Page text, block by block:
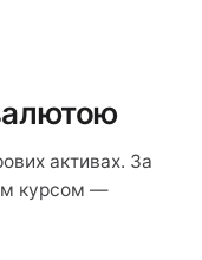
активах. За
курсом —